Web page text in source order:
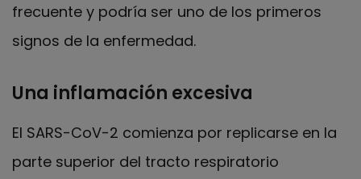
frecuente y podría ser uno de los primeros
signos de la enfermedad.
Una inflamación excesiva
El SARS-CoV-2 comienza por replicarse en la
parte superior del tracto respiratorio